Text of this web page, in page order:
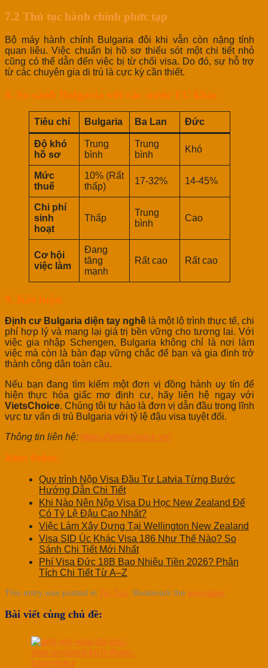
7.2 Thủ tục hành chính phức tạp
Bộ máy hành chính Bulgaria đôi khi vẫn còn nặng tính
quan liêu. Việc chuẩn bị hồ sơ thiếu sót một chi tiết nhỏ
cũng có thể dẫn đến việc bị từ chối visa. Do đó, sự hỗ trợ
từ các chuyên gia di trú là cực kỳ cần thiết.
8. So sánh Bulgaria với các nước EU khác
Tiêu chí Bulgaria Ba Lan Đức
Độ khó
hồ sơ
Trung
bình
Trung
bình
Khó
Mức
thuế
10% (Rất
thấp)
17-32% 14-45%
Chi phí
sinh
hoạt
Thấp
Trung
bình
Cao
Cơ hội
việc làm
Đang
tăng
mạnh
Rất cao Rất cao
9. Kết luận
Định cư Bulgaria diện tay nghề là một lộ trình thực tế, chi
phí hợp lý và mang lại giá trị bền vững cho tương lai. Với
việc gia nhập Schengen, Bulgaria không chỉ là nơi làm
việc mà còn là bàn đạp vững chắc để bạn và gia đình trở
thành công dân toàn cầu.
Nếu bạn đang tìm kiếm một đơn vị đồng hành uy tín để
hiện thực hóa giấc mơ định cư, hãy liên hệ ngay với
VietsChoice. Chúng tôi tự hào là đơn vị dẫn đầu trong lĩnh
vực tư vấn di trú Bulgaria với tỷ lệ đậu visa tuyệt đối.
Thông tin liên hệ: https://vietschoice.vn/
Xem thêm:
Quy trình Nộp Visa Đầu Tư Latvia Từng Bước
Hướng Dẫn Chi Tiết
Khi Nào Nên Nộp Visa Du Học New Zealand Để
Có Tỷ Lệ Đậu Cao Nhất?
Việc Làm Xây Dựng Tại Wellington New Zealand
Visa SID Úc Khác Visa 186 Như Thế Nào? So
Sánh Chi Tiết Mới Nhất
Phí Visa Đức 18B Bao Nhiêu Tiền 2026? Phân
Tích Chi Tiết Từ A–Z
This entry was posted in Tin Tức. Bookmark the permalink.
Bài viết cùng chủ đề: